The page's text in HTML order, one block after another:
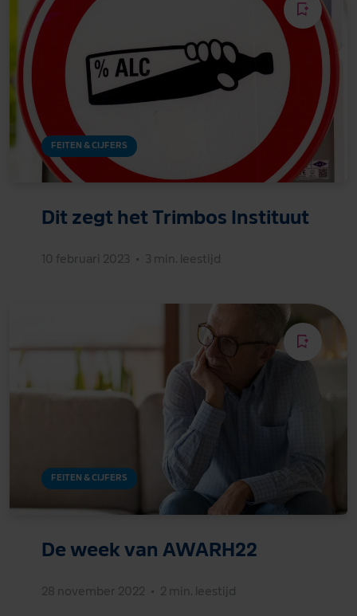
FEITEN & CIJFERS
Dit zegt het Trimbos Instituut
10 februari 2023 • 3 min. leestijd
FEITEN & CIJFERS
De week van AWARH22
28 november 2022 • 2 min. leestijd